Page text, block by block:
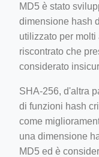
MD5 è stato
dimensione hash
utilizzato per
riscontrato che
considerato
SHA-256, d'altra
di funzioni hash
come
una dimensione
MD5 ed è